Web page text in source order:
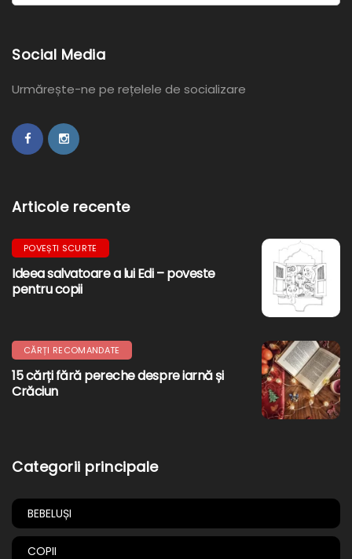
Social Media
Urmărește-ne pe rețelele de socializare
Articole recente
POVEȘTI SCURTE
Ideea salvatoare a lui Edi – poveste
pentru copii
CĂRȚI RECOMANDATE
15 cărți fără pereche despre iarnă și
Crăciun
Categorii principale
BEBELUȘI
COPII